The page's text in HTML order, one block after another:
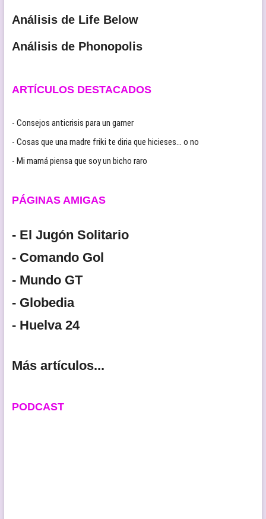
Análisis de Life Below
Análisis de Phonopolis
ARTÍCULOS DESTACADOS
- Consejos anticrisis para un gamer
- Cosas que una madre friki te diria que hicieses… o no
- Mi mamá piensa que soy un bicho raro
PÁGINAS AMIGAS
- El Jugón Solitario
- Comando Gol
- Mundo GT
- Globedia
- Huelva 24
Más artículos...
PODCAST